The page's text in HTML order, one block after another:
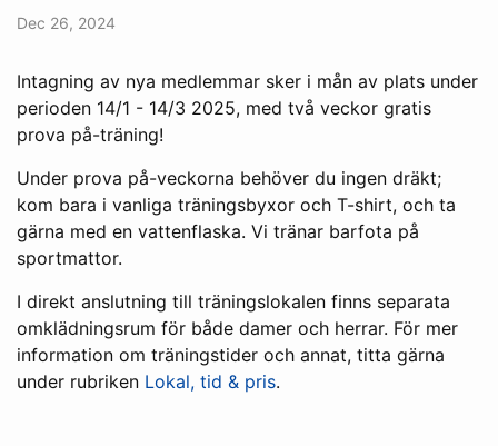
Dec 26, 2024
Intagning av nya medlemmar sker i mån av plats under
perioden 14/1 - 14/3 2025, med två veckor gratis
prova på-träning!
Under prova på-veckorna behöver du ingen dräkt;
kom bara i vanliga träningsbyxor och T-shirt, och ta
gärna med en vattenflaska. Vi tränar barfota på
sportmattor.
I direkt anslutning till träningslokalen finns separata
omklädningsrum för både damer och herrar. För mer
information om träningstider och annat, titta gärna
under rubriken Lokal, tid & pris.